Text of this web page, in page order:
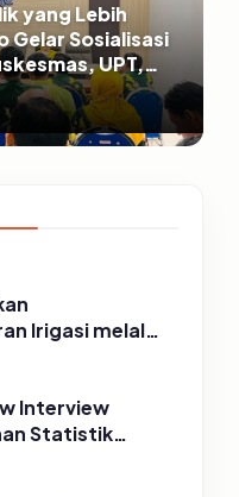
yang Lebih
Gelar Sosialisasi
UPT,
Pasuruan
Irigasi melalui
TIRTA
Interview
Statistik
Pasuruan